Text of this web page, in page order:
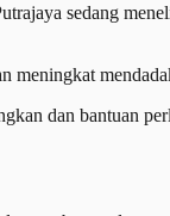
sedang
meningkat
dan bantuan